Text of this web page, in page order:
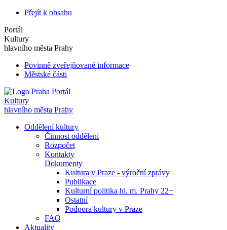
Přejít k obsahu
Portál
Kultury
hlavního města Prahy
Povinně zveřejňované informace
Městské části
Portál
Kultury
hlavního města Prahy
Oddělení kultury
Činnost oddělení
Rozpočet
Kontakty
Dokumenty
Kultura v Praze - výroční zprávy
Publikace
Kulturní politika hl. m. Prahy 22+
Ostatní
Podpora kultury v Praze
FAQ
Aktuality